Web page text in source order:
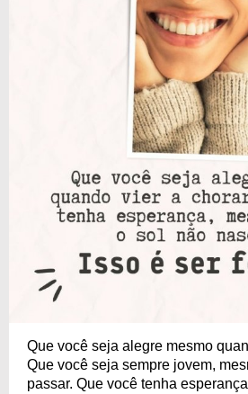
Que você seja alegre mesmo
Que você seja sempre jovem,
passar. Que você tenha